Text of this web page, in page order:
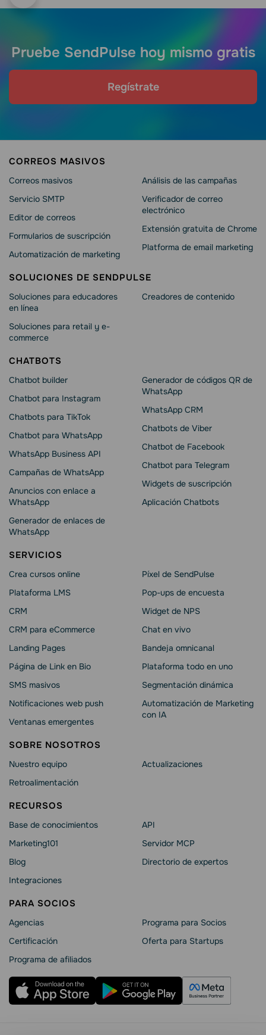
Pruebe SendPulse hoy mismo gratis
Regístrate
CORREOS MASIVOS
Correos masivos
Servicio SMTP
Editor de correos
Formularios de suscripción
Automatización de marketing
Análisis de las campañas
Verificador de correo
electrónico
Extensión gratuita de Chrome
Platforma de email marketing
SOLUCIONES DE SENDPULSE
Soluciones para educadores
en línea
Soluciones para retail y e-
commerce
Creadores de contenido
CHATBOTS
Chatbot builder
Chatbot para Instagram
Chatbots para TikTok
Chatbot para WhatsApp
WhatsApp Business API
Campañas de WhatsApp
Anuncios con enlace a
WhatsApp
Generador de enlaces de
WhatsApp
Generador de códigos QR de
WhatsApp
WhatsApp CRM
Chatbots de Viber
Chatbot de Facebook
Chatbot para Telegram
Widgets de suscripción
Aplicación Chatbots
SERVICIOS
Crea cursos online
Plataforma LMS
CRM
CRM para eCommerce
Landing Pages
Página de Link en Bio
SMS masivos
Notificaciones web push
Ventanas emergentes
Píxel de SendPulse
Pop-ups de encuesta
Widget de NPS
Chat en vivo
Bandeja omnicanal
Plataforma todo en uno
Segmentación dinámica
Automatización de Marketing
con IA
SOBRE NOSOTROS
Nuestro equipo
Retroalimentación
Actualizaciones
RECURSOS
Base de conocimientos
Marketing101
Blog
Integraciones
API
Servidor MCP
Directorio de expertos
PARA SOCIOS
Agencias
Certificación
Programa de afiliados
Programa para Socios
Oferta para Startups